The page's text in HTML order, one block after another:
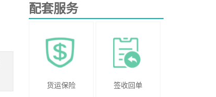
配套服务
货运保险 签收回单